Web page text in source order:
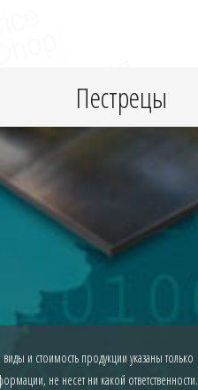
Пестрецы
и стоимость продукции указаны только
не несет ни какой ответственности.